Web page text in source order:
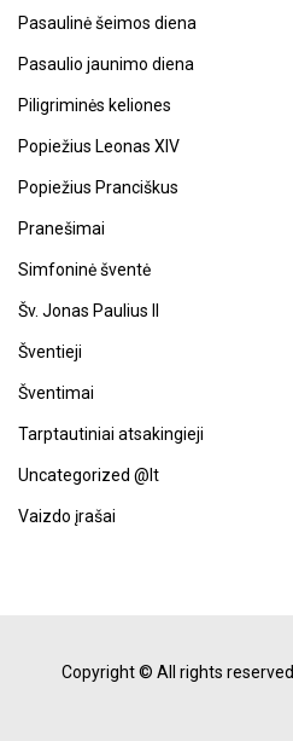
Pasaulinė šeimos diena
Pasaulio jaunimo diena
Piligriminės keliones
Popiežius Leonas XIV
Popiežius Pranciškus
Pranešimai
Simfoninė šventė
Šv. Jonas Paulius II
Šventieji
Šventimai
Tarptautiniai atsakingieji
Uncategorized @lt
Vaizdo įrašai
Copyright © All rights reserved.